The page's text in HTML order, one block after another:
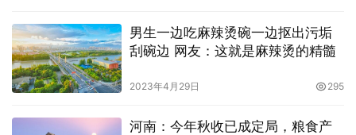
男生一边吃麻辣烫碗一边抠出污垢
刮碗边 网友：这就是麻辣烫的精髓
2023年4月29日 295
河南：今年秋收已成定局，粮食产